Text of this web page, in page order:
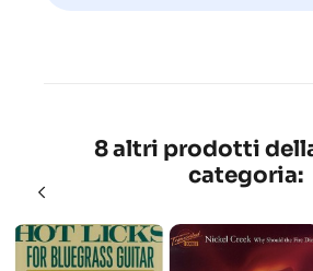
8 altri prodotti
categoria: